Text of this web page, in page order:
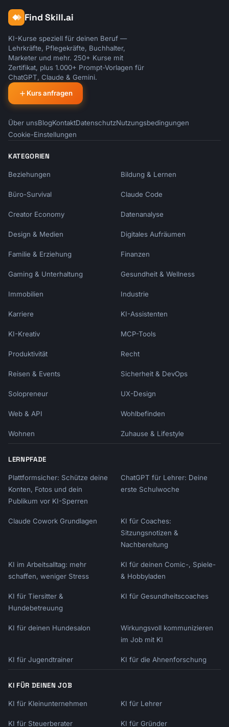
Find Skill.ai
KI-Kurse speziell für deinen Beruf —
Lehrkräfte, Pflegekräfte, Buchhalter,
Marketer und mehr. 250+ Kurse mit
Zertifikat, plus 1.000+ Prompt-Vorlagen für
ChatGPT, Claude & Gemini.
Kurs anfragen
Über unsBlogKontaktDatenschutzNutzungsbedingungen
Cookie-Einstellungen
KATEGORIEN
Beziehungen Bildung & Lernen
Büro-Survival Claude Code
Creator Economy Datenanalyse
Design & Medien Digitales Aufräumen
Familie & Erziehung Finanzen
Gaming & Unterhaltung Gesundheit & Wellness
Immobilien Industrie
Karriere KI-Assistenten
KI-Kreativ MCP-Tools
Produktivität Recht
Reisen & Events Sicherheit & DevOps
Solopreneur UX-Design
Web & API Wohlbefinden
Wohnen Zuhause & Lifestyle
LERNPFADE
Plattformsicher: Schütze deine
Konten, Fotos und dein
Publikum vor KI-Sperren
ChatGPT für Lehrer: Deine
erste Schulwoche
Claude Cowork Grundlagen
KI für Coaches:
Sitzungsnotizen &
Nachbereitung
KI im Arbeitsalltag: mehr
schaffen, weniger Stress
KI für deinen Comic-, Spiele-
& Hobbyladen
KI für Tiersitter &
Hundebetreuung
KI für Gesundheitscoaches
KI für deinen Hundesalon
Wirkungsvoll kommunizieren
im Job mit KI
KI für Jugendtrainer KI für die Ahnenforschung
KI FÜR DEINEN JOB
KI für Kleinunternehmen KI für Lehrer
KI für Steuerberater KI für Gründer